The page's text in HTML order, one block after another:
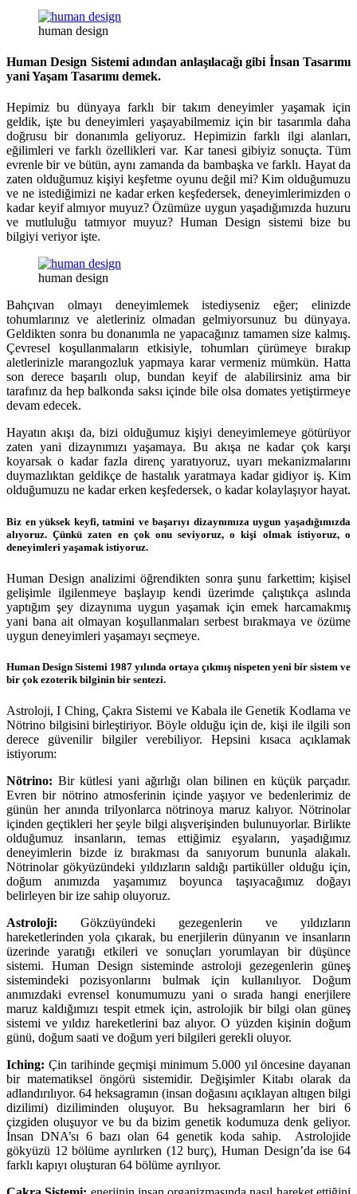
human design
Human Design Sistemi adından anlaşılacağı gibi İnsan Tasarımı
yani Yaşam Tasarımı demek.
Hepimiz bu dünyaya farklı bir takım deneyimler yaşamak için
geldik, işte bu deneyimleri yaşayabilmemiz için bir tasarımla daha
doğrusu bir donanımla geliyoruz. Hepimizin farklı ilgi alanları,
eğilimleri ve farklı özellikleri var. Kar tanesi gibiyiz sonuçta. Tüm
evrenle bir ve bütün, aynı zamanda da bambaşka ve farklı. Hayat da
zaten olduğumuz kişiyi keşfetme oyunu değil mi? Kim olduğumuzu
ve ne istediğimizi ne kadar erken keşfedersek, deneyimlerimizden o
kadar keyif almıyor muyuz? Özümüze uygun yaşadığımızda huzuru
ve mutluluğu tatmıyor muyuz? Human Design sistemi bize bu
bilgiyi veriyor işte.
human design
Bahçıvan olmayı deneyimlemek istediyseniz eğer; elinizde
tohumlarınız ve aletleriniz olmadan gelmiyorsunuz bu dünyaya.
Geldikten sonra bu donanımla ne yapacağınız tamamen size kalmış.
Çevresel koşullanmaların etkisiyle, tohumları çürümeye bırakıp
aletlerinizle marangozluk yapmaya karar vermeniz mümkün. Hatta
son derece başarılı olup, bundan keyif de alabilirsiniz ama bir
tarafınız da hep balkonda saksı içinde bile olsa domates yetiştirmeye
devam edecek.
Hayatın akışı da, bizi olduğumuz kişiyi deneyimlemeye götürüyor
zaten yani dizaynımızı yaşamaya. Bu akışa ne kadar çok karşı
koyarsak o kadar fazla direnç yaratıyoruz, uyarı mekanizmalarını
duymazlıktan geldikçe de hastalık yaratmaya kadar gidiyor iş. Kim
olduğumuzu ne kadar erken keşfedersek, o kadar kolaylaşıyor hayat.
Biz en yüksek keyfi, tatmini ve başarıyı dizaynımıza uygun yaşadığımızda
alıyoruz. Çünkü zaten en çok onu seviyoruz, o kişi olmak istiyoruz, o
deneyimleri yaşamak istiyoruz.
Human Design analizimi öğrendikten sonra şunu farkettim; kişisel
gelişimle ilgilenmeye başlayıp kendi üzerimde çalıştıkça aslında
yaptığım şey dizaynıma uygun yaşamak için emek harcamakmış
yani bana ait olmayan koşullanmaları serbest bırakmaya ve özüme
uygun deneyimleri yaşamayı seçmeye.
Human Design Sistemi 1987 yılında ortaya çıkmış nispeten yeni bir sistem ve
bir çok ezoterik bilginin bir sentezi.
Astroloji, I Ching, Çakra Sistemi ve Kabala ile Genetik Kodlama ve
Nötrino bilgisini birleştiriyor. Böyle olduğu için de, kişi ile ilgili son
derece güvenilir bilgiler verebiliyor. Hepsini kısaca açıklamak
istiyorum:
Nötrino: Bir kütlesi yani ağırlığı olan bilinen en küçük parçadır.
Evren bir nötrino atmosferinin içinde yaşıyor ve bedenlerimiz de
günün her anında trilyonlarca nötrinoya maruz kalıyor. Nötrinolar
içinden geçtikleri her şeyle bilgi alışverişinden bulunuyorlar. Birlikte
olduğumuz insanların, temas ettiğimiz eşyaların, yaşadığımız
deneyimlerin bizde iz bırakması da sanıyorum bununla alakalı.
Nötrinolar gökyüzündeki yıldızların saldığı partiküller olduğu için,
doğum anımızda yaşamımız boyunca taşıyacağımız doğayı
belirleyen bir ize sahip oluyoruz.
Astroloji: Gökzüyündeki gezegenlerin ve yıldızların
hareketlerinden yola çıkarak, bu enerjilerin dünyanın ve insanların
üzerinde yaratığı etkileri ve sonuçları yorumlayan bir düşünce
sistemi. Human Design sisteminde astroloji gezegenlerin güneş
sistemindeki pozisyonlarını bulmak için kullanılıyor. Doğum
anımızdaki evrensel konumumuzu yani o sırada hangi enerjilere
maruz kaldığımızı tespit etmek için, astrolojik bir bilgi olan güneş
sistemi ve yıldız hareketlerini baz alıyor. O yüzden kişinin doğum
günü, doğum saati ve doğum yeri bilgileri gerekli oluyor.
Iching: Çin tarihinde geçmişi minimum 5.000 yıl öncesine dayanan
bir matematiksel öngörü sistemidir. Değişimler Kitabı olarak da
adlandırılıyor. 64 heksagramın (insan doğasını açıklayan altıgen bilgi
dizilimi) diziliminden oluşuyor. Bu heksagramların her biri 6
çizgiden oluşuyor ve bu da bizim genetik kodumuza denk geliyor.
İnsan DNA’sı 6 bazı olan 64 genetik koda sahip. Astrolojide
gökyüzü 12 bölüme ayrılırken (12 burç), Human Design’da ise 64
farklı kapıyı oluşturan 64 bölüme ayrılıyor.